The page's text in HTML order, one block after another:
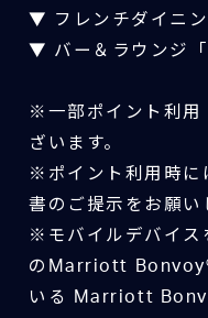
▼ フレンチダイニン
▼ バー＆ラウンジ「
※一部ポイント利用
ざいます。
※ポイント利用時に
書のご提示をお願い
※モバイルデバイス
のMarriott
いる Marriott